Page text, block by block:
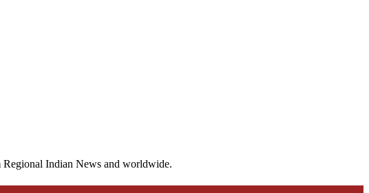
Regional Indian News and worldwide.